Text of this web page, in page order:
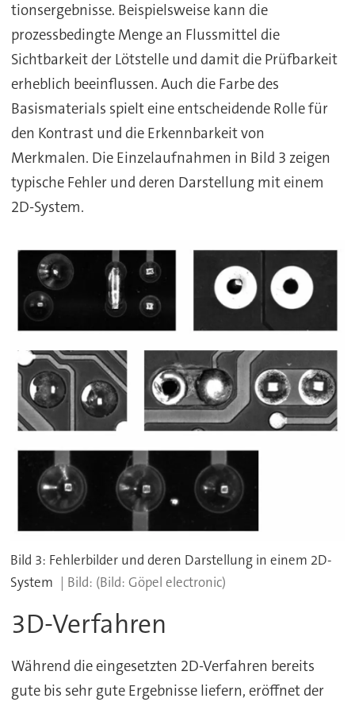
tionsergebnisse. Beispielsweise kann die
prozessbedingte Menge an Flussmittel die
Sichtbarkeit der Lötstelle und damit die Prüfbarkeit
erheblich beeinflussen. Auch die Farbe des
Basismaterials spielt eine entscheidende Rolle für
den Kontrast und die Erkennbarkeit von
Merkmalen. Die Einzelaufnahmen in Bild 3 zeigen
typische Fehler und deren Darstellung mit einem
2D-System.
Bild 3: Fehlerbilder und deren Darstellung in einem 2D-
System
(Bild: Göpel electronic)
3D-Verfahren
Während die eingesetzten 2D-Verfahren bereits
gute bis sehr gute Ergebnisse liefern, eröffnet der